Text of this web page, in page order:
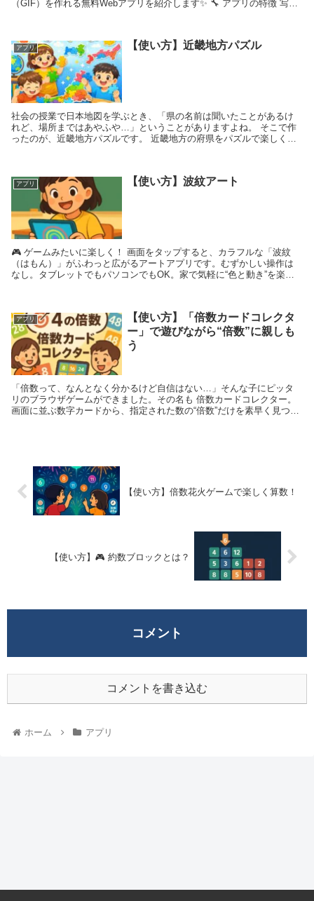
（GIF）を作れる無料Webアプリを紹介します✨ 🔧 アプリの特徴 写真
アプリ 【使い方】近畿地方パズル
社会の授業で日本地図を学ぶとき、「県の名前は聞いたことがあるけ
れど、場所まではあやふや…」ということがありますよね。 そこで作
ったのが、近畿地方パズルです。 近畿地方の府県をパズルで楽しく覚
アプリ 【使い方】波紋アート
🎮 ゲームみたいに楽しく！ 画面をタップすると、カラフルな「波紋
（はもん）」がふわっと広がるアートアプリです。むずかしい操作は
なし。タブレットでもパソコンでもOK。家で気軽に“色と動き”を楽し
アプリ
【使い方】「倍数カードコレクタ
ー」で遊びながら“倍数”に親しも
う
「倍数って、なんとなく分かるけど自信はない…」そんな子にピッタ
リのブラウザゲームができました。その名も 倍数カードコレクター。
画面に並ぶ数字カードから、指定された数の“倍数”だけを素早く見つけ
【使い方】倍数花火ゲームで楽しく算数！
【使い方】🎮 約数ブロックとは？
コメント
コメントを書き込む
ホーム アプリ